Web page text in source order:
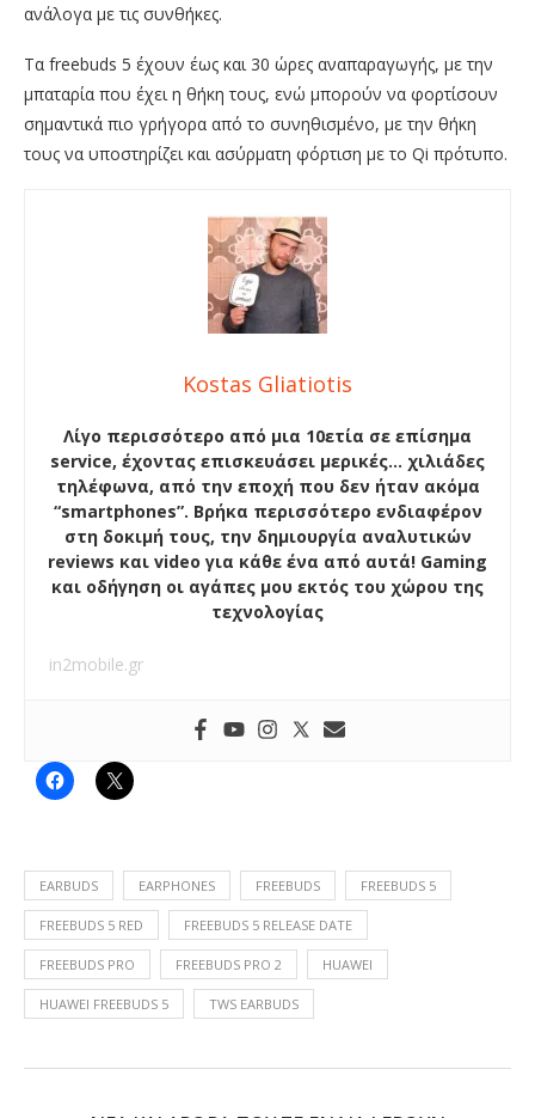
ανάλογα με τις συνθήκες.
Τα freebuds 5 έχουν έως και 30 ώρες αναπαραγωγής, με την
μπαταρία που έχει η θήκη τους, ενώ μπορούν να φορτίσουν
σημαντικά πιο γρήγορα από το συνηθισμένο, με την θήκη
τους να υποστηρίζει και ασύρματη φόρτιση με το Qi πρότυπο.
Kostas Gliatiotis
Λίγο περισσότερο από μια 10ετία σε επίσημα
service, έχοντας επισκευάσει μερικές… χιλιάδες
τηλέφωνα, από την εποχή που δεν ήταν ακόμα
“smartphones”. Βρήκα περισσότερο ενδιαφέρον
στη δοκιμή τους, την δημιουργία αναλυτικών
reviews και video για κάθε ένα από αυτά! Gaming
και οδήγηση οι αγάπες μου εκτός του χώρου της
τεχνολογίας
in2mobile.gr
EARBUDS EARPHONES FREEBUDS FREEBUDS 5
FREEBUDS 5 RED FREEBUDS 5 RELEASE DATE
FREEBUDS PRO FREEBUDS PRO 2 HUAWEI
HUAWEI FREEBUDS 5 TWS EARBUDS